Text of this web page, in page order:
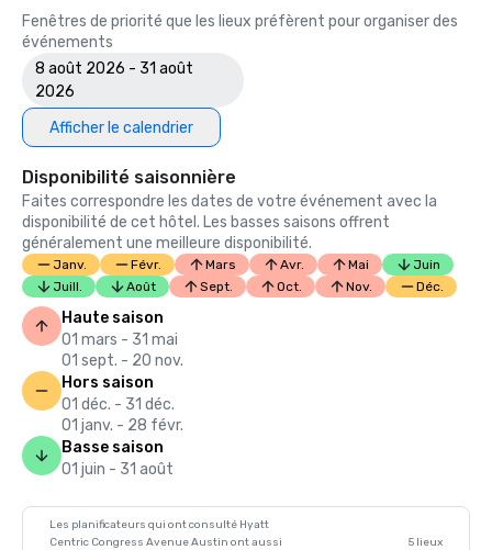
Fenêtres de priorité que les lieux préfèrent pour organiser des
événements
8 août 2026 - 31 août
2026
Afficher le calendrier
Disponibilité saisonnière
Faites correspondre les dates de votre événement avec la
disponibilité de cet hôtel. Les basses saisons offrent
généralement une meilleure disponibilité.
Janv. Févr. Mars Avr. Mai
Juin
Juill.
Août Sept. Oct. Nov. Déc.
Haute saison
01 mars - 31 mai
01 sept. - 20 nov.
Hors saison
01 déc. - 31 déc.
01 janv. - 28 févr.
Basse saison
01 juin - 31 août
Les planificateurs qui ont consulté Hyatt
Centric Congress Avenue Austin ont aussi
5 lieux